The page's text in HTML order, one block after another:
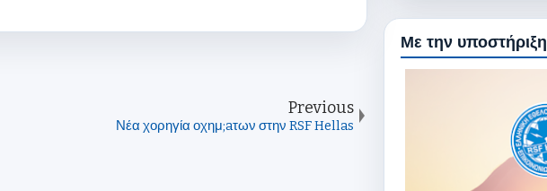
Previous
Νέα χορηγία οχημ;aτων στην RSF Hellas
Με την υποστήριξη